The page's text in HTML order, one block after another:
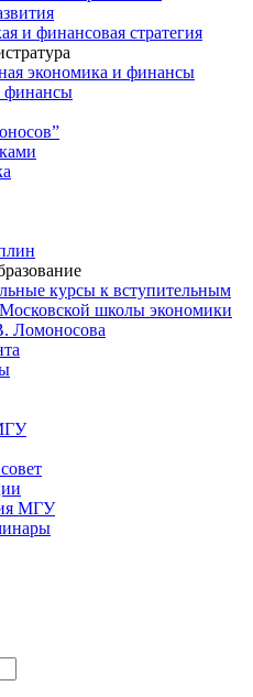
и финансовая стратегия
экономика и финансы
финансы
курсы к вступительным
школы экономики
МГУ